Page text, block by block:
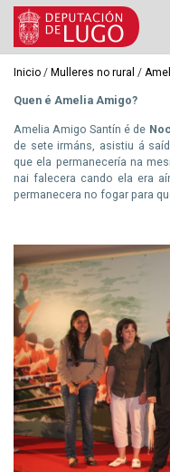
contido
principal
Miga
de
pan
Inicio Mulleres no rural
Quen é Amelia Amigo?
Amelia Amigo Santín é de
de sete irmáns, asistiu á
que ela permanecería na
nai falecera cando ela era
permanecera no fogar para